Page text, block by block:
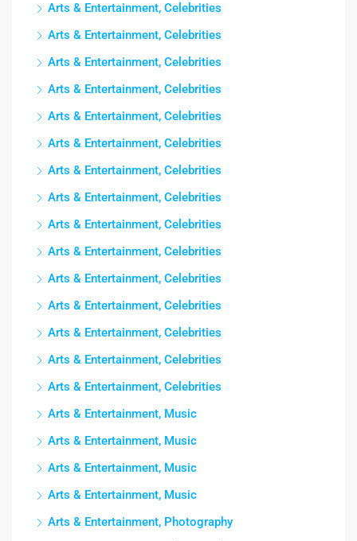
Arts & Entertainment, Celebrities
Arts & Entertainment, Celebrities
Arts & Entertainment, Celebrities
Arts & Entertainment, Celebrities
Arts & Entertainment, Celebrities
Arts & Entertainment, Celebrities
Arts & Entertainment, Celebrities
Arts & Entertainment, Celebrities
Arts & Entertainment, Celebrities
Arts & Entertainment, Celebrities
Arts & Entertainment, Celebrities
Arts & Entertainment, Celebrities
Arts & Entertainment, Celebrities
Arts & Entertainment, Celebrities
Arts & Entertainment, Celebrities
Arts & Entertainment, Music
Arts & Entertainment, Music
Arts & Entertainment, Music
Arts & Entertainment, Music
Arts & Entertainment, Photography